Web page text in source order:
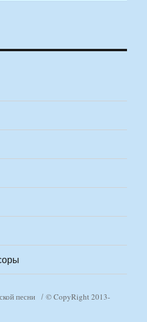
песни
© CopyRight 2013-